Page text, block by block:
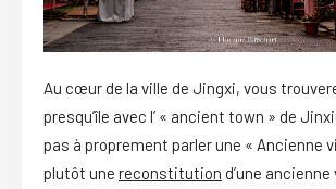
Au cœur de la ville de Jingxi, vous
presqu’île avec l’ « ancient town » de
pas à proprement parler une « Ancienne
plutôt une reconstitution d’une